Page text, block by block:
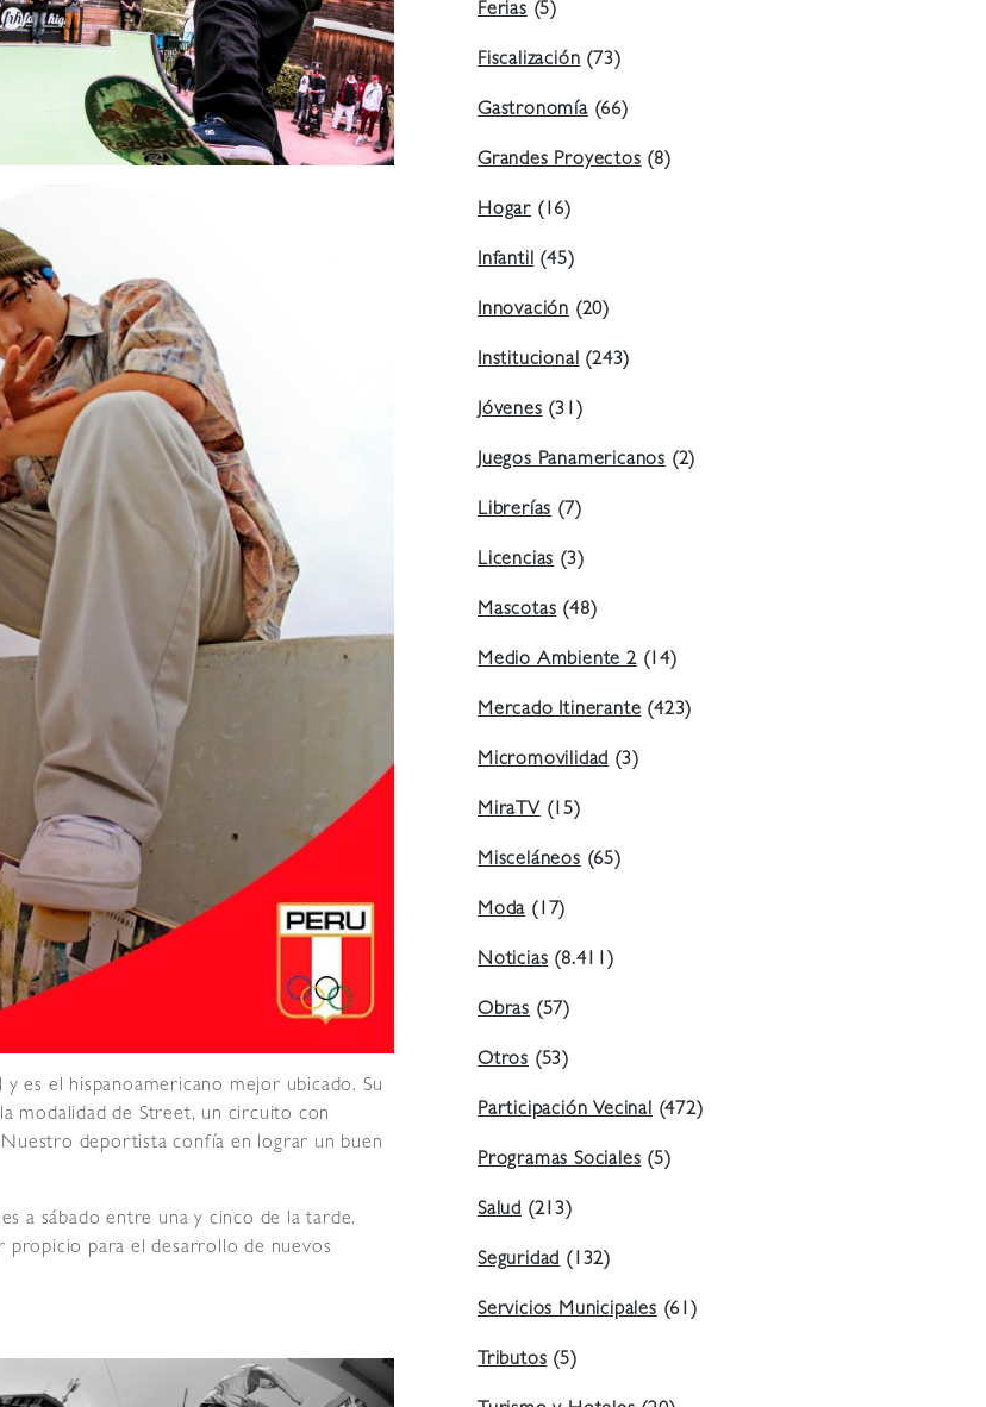
es el hispanoamericano mejor ubicado. Su
modalidad de Street, un circuito con
deportista confía en lograr un buen
a sábado entre una y cinco de la tarde.
propicio para el desarrollo de nuevos
Ferias(5)
Fiscalización(73)
Gastronomía(66)
Grandes Proyectos(8)
Hogar (16)
Infantil(45)
Innovación (20)
Institucional(243)
Jóvenes(31)
Juegos Panamericanos (2)
Librerías(7)
Licencias(3)
Mascotas(48)
Medio Ambiente 2(14)
Mercado Itinerante(423)
Micromovilidad(3)
MiraTV(15)
Misceláneos(65)
Moda(17)
Noticias(8.411)
Obras (57)
Otros (53)
Participación Vecinal(472)
Programas Sociales(5)
Salud (213)
Seguridad(132)
Servicios Municipales(61)
Tributos(5)